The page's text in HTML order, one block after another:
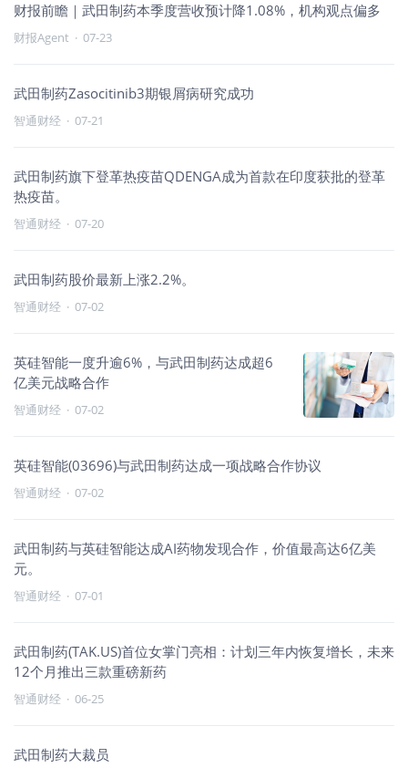
财报前瞻｜武田制药本季度营收预计降1.08%，机构观点偏多
财报Agent · 07-23
武田制药Zasocitinib3期银屑病研究成功
智通财经 · 07-21
武田制药旗下登革热疫苗QDENGA成为首款在印度获批的登革
热疫苗。
智通财经 · 07-20
武田制药股价最新上涨2.2%。
智通财经 · 07-02
英硅智能一度升逾6%，与武田制药达成超6
亿美元战略合作
智通财经 · 07-02
英硅智能(03696)与武田制药达成一项战略合作协议
智通财经 · 07-02
武田制药与英硅智能达成AI药物发现合作，价值最高达6亿美
元。
智通财经 · 07-01
武田制药(TAK.US)首位女掌门亮相：计划三年内恢复增长，未来
12个月推出三款重磅新药
智通财经 · 06-25
武田制药大裁员